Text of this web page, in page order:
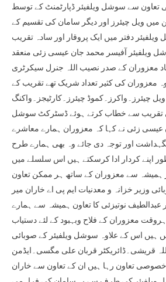
سے سوشل ویلفیئر ڈپارٹمنٹ کے توسط
میں ویل چیئرز اور دیگر سامان کی تقسیم کے
دفتر میں ایک پروقار اور سادہ تقریب
ویلفیئر آفیسر محمد جان عیسی زئی منعقد
معزوران کے صدر نصیب اللہ جنرل سیکرٹری
معزوران کی کثیر تعداد شریک تھے تقریب کے
چیئرز۔واکرز۔کموڈ چیئرز۔کارٹیجز۔واکنگ
تقریب سے خطاب کرتے ہوئے ڈسٹرکٹ سوشل
عیسی زئی نے کہا کہ معزوران ہمارے معاشرے
اور توجہ دی جائے وہ بھی ہمارے طرح
اپنے کردار ادا کرسکتے ہیں اس سلسلے میں
سے معزوران کے ساتھ ہر ممکن تعاون
وزیر خزانہ و معدنیات ایم پی اے خاران میر
عبدالطیف نوتیزئی کا تعاون ہمیشہ سے ہمارے
معزوران کے فلاح وبہبود کے لئے دستیاب
ہیں اس کے علاوہ سوشل ویلفیئر کے صوبائی
قریشی۔ڈائریکٹر قربان علی مگسی۔ایڈمن
خصوصی تعاون رہا ہیں ان کے تعاون سے خاران